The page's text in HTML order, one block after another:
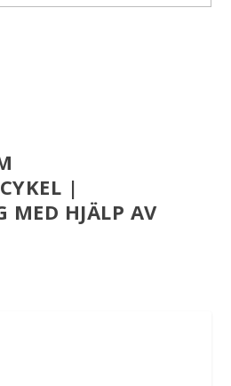
|
MED HJÄLP AV